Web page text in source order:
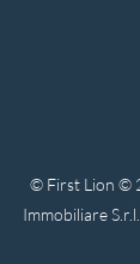
© First Lion ©
Immobiliare